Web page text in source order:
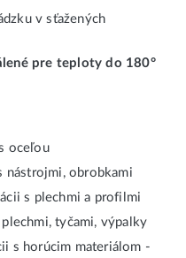
v sťažených
pre teploty do 180°
oceľou
nástrojmi, obrobkami
s plechmi a profilmi
tyčami, výpalky
s horúcim materiálom -